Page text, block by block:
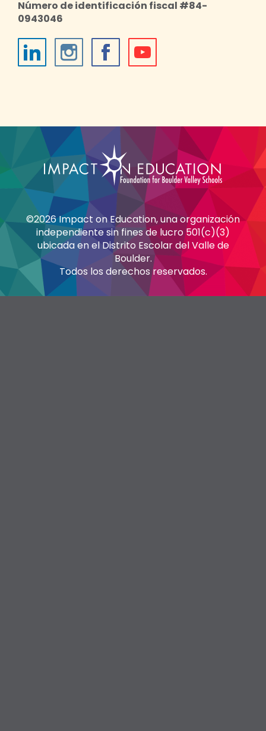
Número de identificación fiscal #84-
0943046
©2026 Impact on Education, una organización
independiente sin fines de lucro 501(c)(3)
ubicada en el Distrito Escolar del Valle de
Boulder.
Todos los derechos reservados.